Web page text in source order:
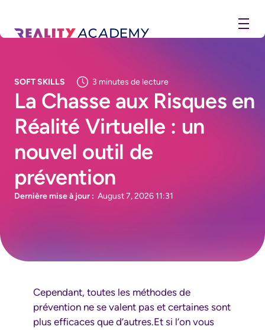
SOFT SKILLS 3 minutes de lecture
La Chasse aux Risques en
Réalité Virtuelle : un
nouvel outil de
prévention
Dernière mise à jour : August 7, 2026 11:31
Cependant, toutes les méthodes de
prévention ne se valent pas et certaines sont
plus efficaces que d’autres.Et si l’on vous